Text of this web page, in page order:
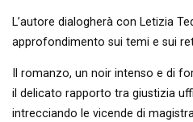
L’autore dialogherà con Letizia
approfondimento sui temi e sui
Il romanzo, un noir intenso e di
il delicato rapporto tra giustizia
intrecciando le vicende di